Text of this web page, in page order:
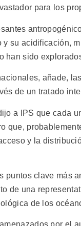
para los
su acidificación,
han sido
añade,
de un tratado
a IPS que cada
que,
y la
puntos clave más
de una
de los